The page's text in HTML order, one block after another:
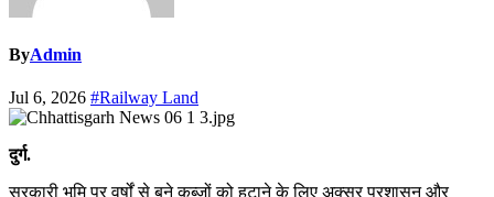
ByAdmin
Jul 6, 2026 #Railway Land
दुर्ग.
सरकारी भूमि पर वर्षों से बने कब्जों को हटाने के लिए अक्सर प्रशासन और